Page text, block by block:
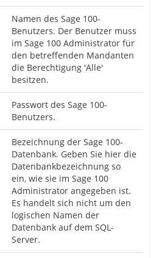
Namen des Sage 100-
Benutzers. Der Benutzer muss
im Sage 100 Administrator für
den betreffenden Mandanten
die Berechtigung 'Alle'
besitzen.
Passwort des Sage 100-
Benutzers.
Bezeichnung der Sage 100-
Datenbank. Geben Sie hier die
Datenbankbezeichnung so
ein, wie sie im Sage 100
Administrator angegeben ist.
Es handelt sich nicht um den
logischen Namen der
Datenbank auf dem SQL-
Server.